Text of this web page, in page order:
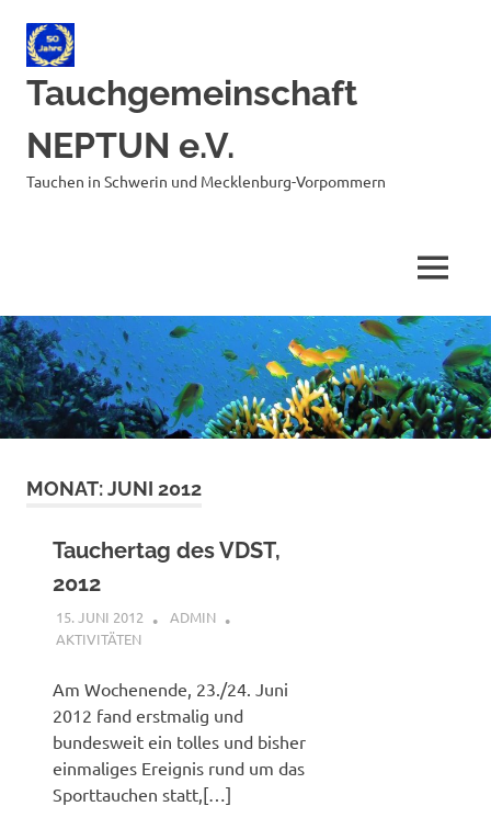
Inhalt
springen
Tauchgemeinschaft
NEPTUN e.V.
Tauchen in Schwerin und Mecklenburg-Vorpommern
MENÜ
MONAT:JUNI 2012
Tauchertag des VDST,
2012
15. JUNI 2012
ADMIN
AKTIVITÄTEN
Am Wochenende, 23./24. Juni
2012 fand erstmalig und
bundesweit ein tolles und bisher
einmaliges Ereignis rund um das
Sporttauchen statt,[…]